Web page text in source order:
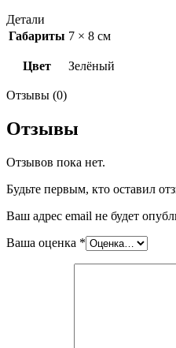
Детали
Габариты 7 × 8 см
Цвет Зелёный
Отзывы (0)
Отзывы
Отзывов пока нет.
Будьте первым, кто оставил
Ваш адрес email не будет
Ваша оценка *